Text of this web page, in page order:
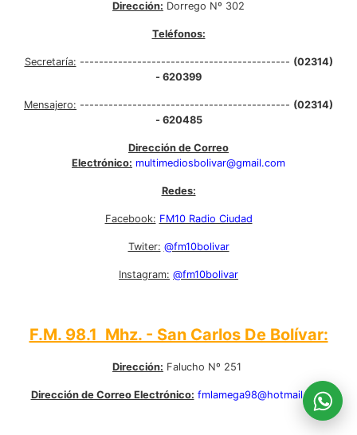
Dirección: Dorrego Nº 302
Teléfonos:
Secretaría: -------------------------------------------- (02314)
- 620399
Mensajero: -------------------------------------------- (02314)
- 620485
Dirección de Correo
Electrónico: multimediosbolivar@gmail.com
Redes:
Facebook: FM10 Radio Ciudad
Twiter: @fm10bolivar
Instagram: @fm10bolivar
F.M. 98.1 Mhz. - San Carlos De Bolívar:
Dirección: Falucho Nº 251
Dirección de Correo Electrónico: fmlamega98@hotmail.com